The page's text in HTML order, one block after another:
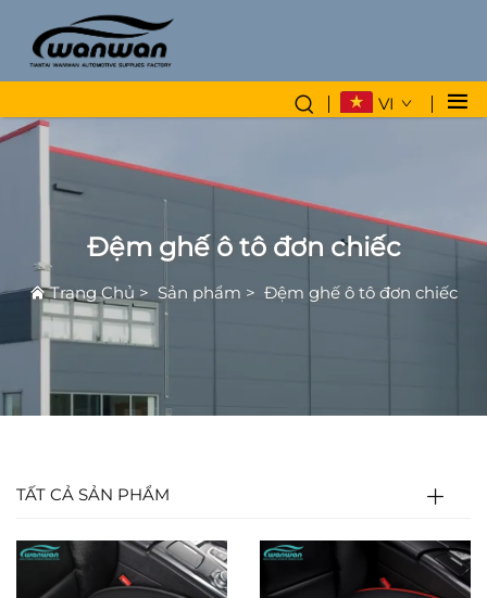
VI
Đệm ghế ô tô đơn chiếc
Trang Chủ > Sản phẩm > Đệm ghế ô tô đơn chiếc
TẤT CẢ SẢN PHẨM